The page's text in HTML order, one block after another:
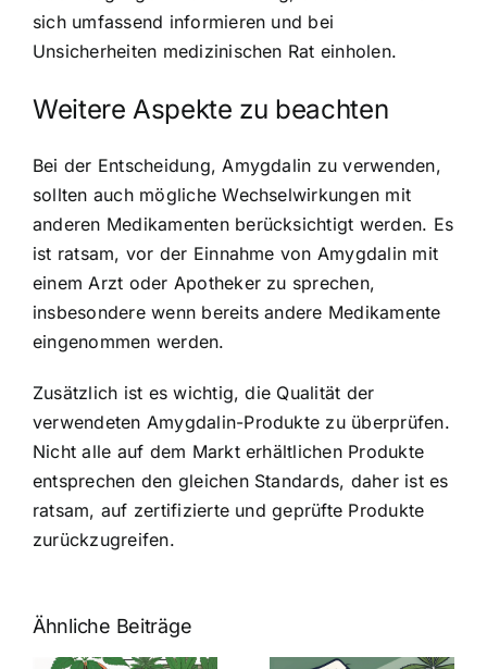
sich umfassend informieren und bei
Unsicherheiten medizinischen Rat einholen.
Weitere Aspekte zu beachten
Bei der Entscheidung, Amygdalin zu verwenden,
sollten auch mögliche Wechselwirkungen mit
anderen Medikamenten berücksichtigt werden. Es
ist ratsam, vor der Einnahme von Amygdalin mit
einem Arzt oder Apotheker zu sprechen,
insbesondere wenn bereits andere Medikamente
eingenommen werden.
Zusätzlich ist es wichtig, die Qualität der
verwendeten Amygdalin-Produkte zu überprüfen.
Nicht alle auf dem Markt erhältlichen Produkte
entsprechen den gleichen Standards, daher ist es
ratsam, auf zertifizierte und geprüfte Produkte
zurückzugreifen.
Ähnliche Beiträge
Neue THC-
Grenzwert-